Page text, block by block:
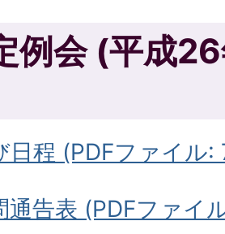
例会 (平成
日程 (PDFファイル:
通告表 (PDFファイ